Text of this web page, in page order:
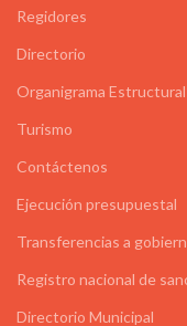
Regidores
Directorio
Organigrama Estructural
Turismo
Contáctenos
Ejecución presupuestal
Transferencias a
Registro nacional de
Directorio Municipal